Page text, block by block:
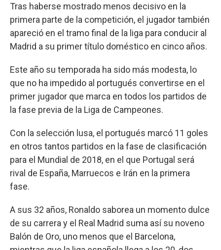
Tras haberse mostrado menos decisivo en la
primera parte de la competición, el jugador también
apareció en el tramo final de la liga para conducir al
Madrid a su primer título doméstico en cinco años.
Este año su temporada ha sido más modesta, lo
que no ha impedido al portugués convertirse en el
primer jugador que marca en todos los partidos de
la fase previa de la Liga de Campeones.
Con la selección lusa, el portugués marcó 11 goles
en otros tantos partidos en la fase de clasificación
para el Mundial de 2018, en el que Portugal será
rival de España, Marruecos e Irán en la primera
fase.
A sus 32 años, Ronaldo saborea un momento dulce
de su carrera y el Real Madrid suma así su noveno
Balón de Oro, uno menos que el Barcelona,